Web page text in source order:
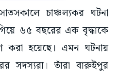
চাঞ্চল্যকর ঘটনা
৬৫ বছরের এক বৃদ্ধাকে
করা হয়েছে। এমন ঘটনায়
সদস্যরা। তাঁরা বারুইপুর